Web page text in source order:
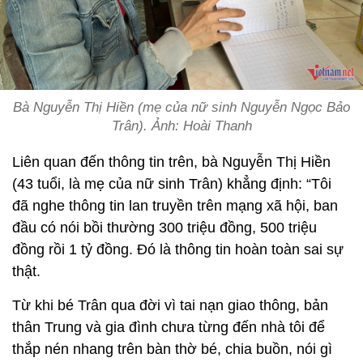
Bà Nguyễn Thị Hiền (mẹ của nữ sinh Nguyễn Ngọc Bảo
Trân). Ảnh: Hoài Thanh
Liên quan đến thông tin trên, bà Nguyễn Thị Hiền
(43 tuổi, là mẹ của nữ sinh Trân) khẳng định: “Tôi
đã nghe thông tin lan truyền trên mạng xã hội, ban
đầu có nói bồi thường 300 triệu đồng, 500 triệu
đồng rồi 1 tỷ đồng. Đó là thông tin hoàn toàn sai sự
thật.
Từ khi bé Trân qua đời vì tai nạn giao thông, bản
thân Trung và gia đình chưa từng đến nhà tôi để
thắp nén nhang trên bàn thờ bé, chia buồn, nói gì